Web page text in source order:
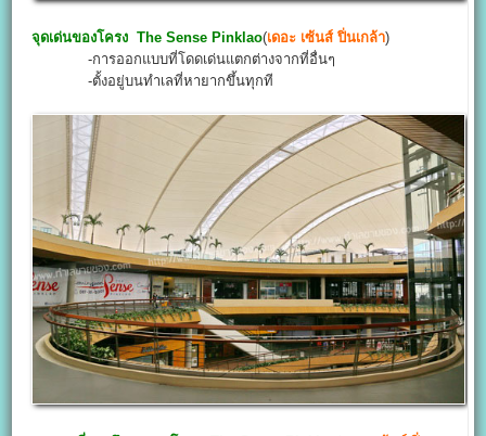
จุดเด่นของโครงThe Sense Pinklao(เดอะ เซ้นส์ ปิ่นเกล้า)
-การออกแบบที่โดดเด่นแตกต่างจากที่อื่นๆ
-ตั้งอยู่บนทำเลที่หายากขึ้นทุกที